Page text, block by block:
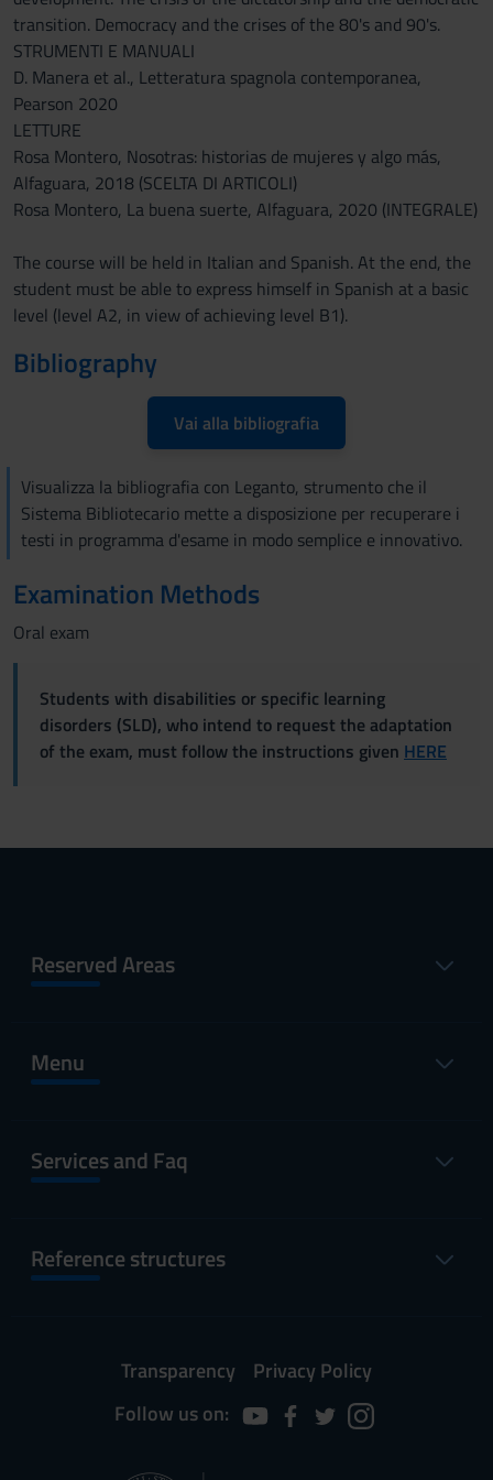
transition. Democracy and the crises of the 80's and 90's.
STRUMENTI E MANUALI
D. Manera et al., Letteratura spagnola contemporanea,
Pearson 2020
LETTURE
Rosa Montero, Nosotras: historias de mujeres y algo más,
Alfaguara, 2018 (SCELTA DI ARTICOLI)
Rosa Montero, La buena suerte, Alfaguara, 2020 (INTEGRALE)
The course will be held in Italian and Spanish. At the end, the
student must be able to express himself in Spanish at a basic
level (level A2, in view of achieving level B1).
Bibliography
Vai alla bibliografia
Visualizza la bibliografia con Leganto, strumento che il
Sistema Bibliotecario mette a disposizione per recuperare i
testi in programma d'esame in modo semplice e innovativo.
Examination Methods
Oral exam
Students with disabilities or specific learning
disorders (SLD), who intend to request the adaptation
of the exam, must follow the instructions given HERE
Reserved Areas
Menu
Services and Faq
Reference structures
Transparency
Privacy Policy
Follow us on: